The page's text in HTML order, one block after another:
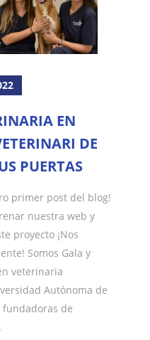
EN
DE
PUERTAS
primer post del blog!
nuestra web y
proyecto ¡Nos
Somos Gala y
veterinaria
Autónoma de
fundadoras de